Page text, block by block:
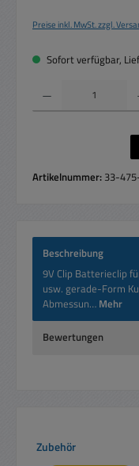
Preise inkl. MwSt. zzgl.
Sofort verfügbar,
Produkt Anzahl: Gib den
Artikelnummer: 33-
Beschreibung
9V Clip Batterieclip
usw. gerade-Form
Abmessun… Mehr
Bewertungen
Produktgalerie
Zubehör